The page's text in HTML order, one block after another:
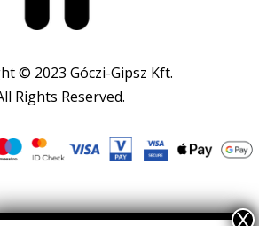
© 2023 Góczi-Gipsz Kft.
Rights Reserved.